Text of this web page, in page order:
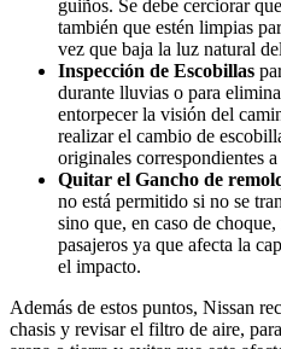
guiños. Se debe cerciorar
también que estén limpias
vez que baja la luz natural
Inspección de Escobillas
durante lluvias o para
entorpecer la visión del
realizar el cambio de
originales correspondientes
Quitar el Gancho de
no está permitido si no se
sino que, en caso de
pasajeros ya que afecta la
el impacto.
Además de estos puntos, Nissan
chasis y revisar el filtro de aire,